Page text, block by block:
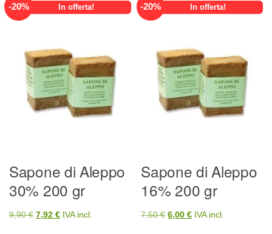
-20% In offerta!
Sapone di Aleppo
30% 200 gr
9,90€ Il
7,92 €IlIVA incl.
-20% In offerta!
Sapone di Aleppo
16% 200 gr
7,50€ Il
6,00€IlIVA incl.